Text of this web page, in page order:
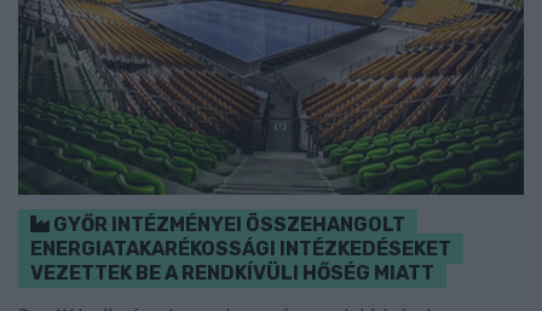
GYŐR INTÉZMÉNYEI ÖSSZEHANGOLT
ENERGIATAKARÉKOSSÁGI INTÉZKEDÉSEKET
VEZETTEK BE A RENDKÍVÜLI HŐSÉG MIATT